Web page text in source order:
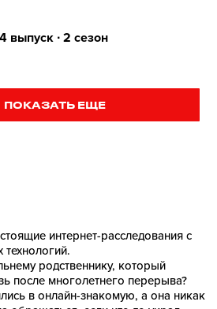
выпуск ∙ 2 сезон
ПОКАЗАТЬ ЕЩЕ
интернет-расследования с
родственнику, который
после многолетнего перерыва?
в онлайн-знакомую, а она никак